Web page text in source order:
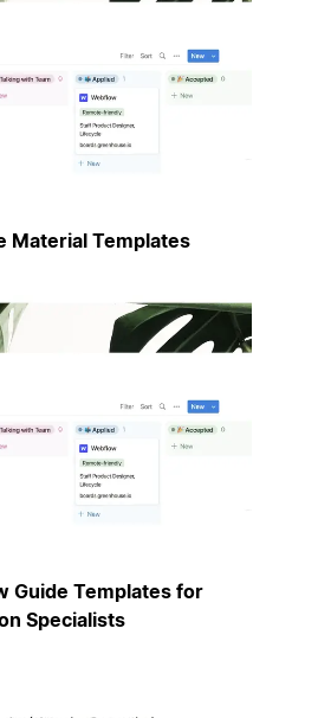
Material Templates
Guide Templates for
Specialists